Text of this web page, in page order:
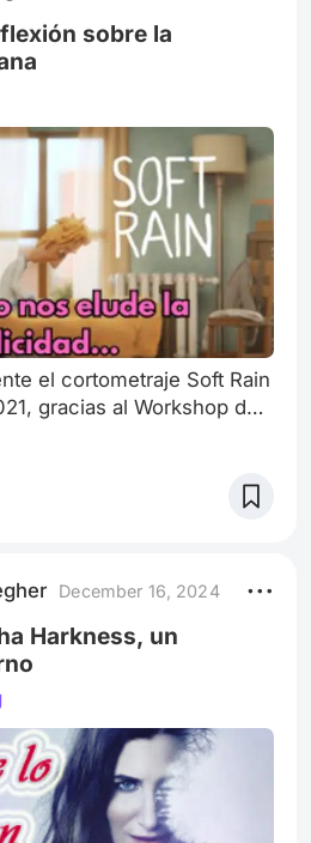
sobre la
el cortometraje Soft Rain
gracias al Workshop de
mis impresiones
referencia a la depresión
disfrutar del momento
y acele
December 16, 2024
Harkness, un